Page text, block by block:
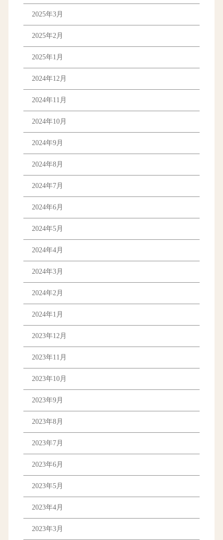
2025年3月
2025年2月
2025年1月
2024年12月
2024年11月
2024年10月
2024年9月
2024年8月
2024年7月
2024年6月
2024年5月
2024年4月
2024年3月
2024年2月
2024年1月
2023年12月
2023年11月
2023年10月
2023年9月
2023年8月
2023年7月
2023年6月
2023年5月
2023年4月
2023年3月